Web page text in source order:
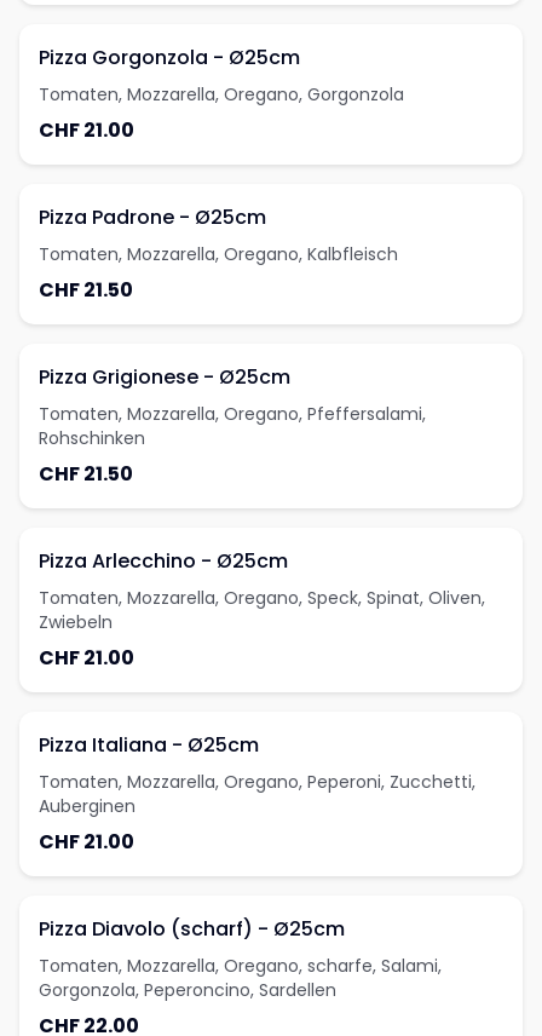
Pizza Gorgonzola - Ø25cm
Tomaten, Mozzarella, Oregano, Gorgonzola
CHF 21.00
Pizza Padrone - Ø25cm
Tomaten, Mozzarella, Oregano, Kalbfleisch
CHF 21.50
Pizza Grigionese - Ø25cm
Tomaten, Mozzarella, Oregano, Pfeffersalami,
Rohschinken
CHF 21.50
Pizza Arlecchino - Ø25cm
Tomaten, Mozzarella, Oregano, Speck, Spinat, Oliven,
Zwiebeln
CHF 21.00
Pizza Italiana - Ø25cm
Tomaten, Mozzarella, Oregano, Peperoni, Zucchetti,
Auberginen
CHF 21.00
Pizza Diavolo (scharf) - Ø25cm
Tomaten, Mozzarella, Oregano, scharfe, Salami,
Gorgonzola, Peperoncino, Sardellen
CHF 22.00